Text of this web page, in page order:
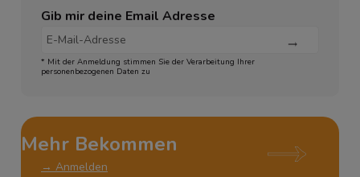
Gib mir deine Email Adresse
* Mit der Anmeldung stimmen Sie der Verarbeitung Ihrer
personenbezogenen Daten zu
Mehr Bekommen
→ Anmelden